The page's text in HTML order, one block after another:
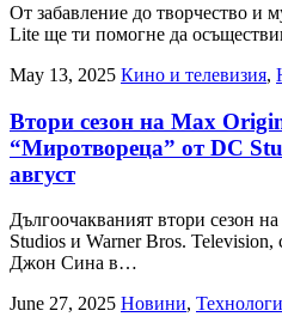
От забавление до творчество и
Lite ще ти помогне да
May 13, 2025 Кино и телевизия,
Втори сезон на Max
“Миротвореца” от DC
август
Дългоочакваният втори сезон
Studios и Warner Bros.
Джон Сина в…
June 27, 2025 Новини,